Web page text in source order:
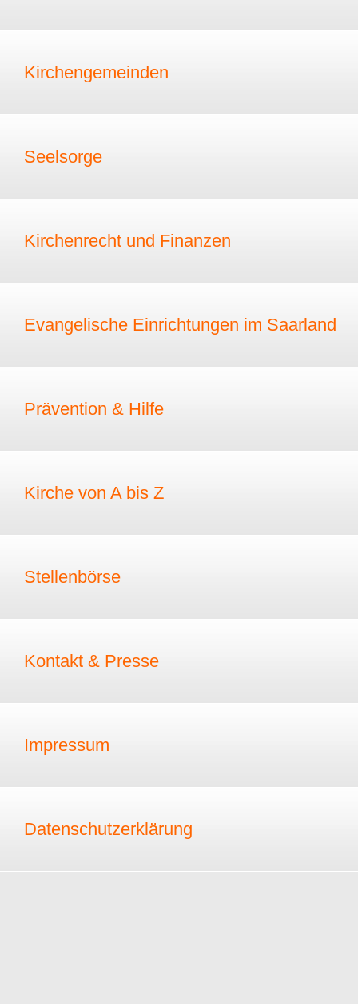
Kirchengemeinden
Seelsorge
Kirchenrecht und Finanzen
Evangelische Einrichtungen im Saarland
Prävention & Hilfe
Kirche von A bis Z
Stellenbörse
Kontakt & Presse
Impressum
Datenschutzerklärung